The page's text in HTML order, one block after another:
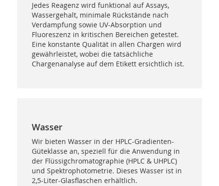
Jedes Reagenz wird funktional auf Assays,
Wassergehalt, minimale Rückstände nach
Verdampfung sowie UV-Absorption und
Fluoreszenz in kritischen Bereichen getestet.
Eine konstante Qualität in allen Chargen wird
gewährleistet, wobei die tatsächliche
Chargenanalyse auf dem Etikett ersichtlich ist.
Wasser
Wir bieten Wasser in der HPLC-Gradienten-
Güteklasse an, speziell für die Anwendung in
der Flüssigchromatographie (HPLC & UHPLC)
und Spektrophotometrie. Dieses Wasser ist in
2,5-Liter-Glasflaschen erhältlich.